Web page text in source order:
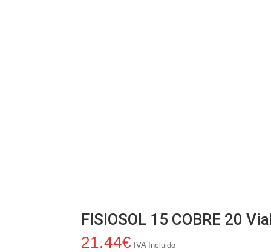
FISIOSOL 15 COBRE 20
21.44€ IVA Incluido